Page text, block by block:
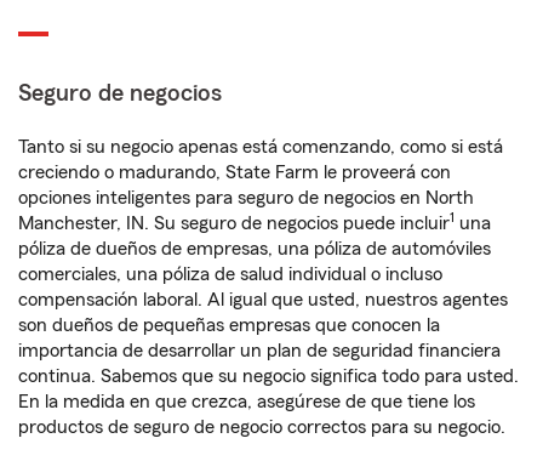
Seguro de negocios
Tanto si su negocio apenas está comenzando, como si está
creciendo o madurando, State Farm le proveerá con
opciones inteligentes para seguro de negocios en North
Manchester, IN. Su seguro de negocios puede incluir1 una
póliza de dueños de empresas, una póliza de automóviles
comerciales, una póliza de salud individual o incluso
compensación laboral. Al igual que usted, nuestros agentes
son dueños de pequeñas empresas que conocen la
importancia de desarrollar un plan de seguridad financiera
continua. Sabemos que su negocio significa todo para usted.
En la medida en que crezca, asegúrese de que tiene los
productos de seguro de negocio correctos para su negocio.